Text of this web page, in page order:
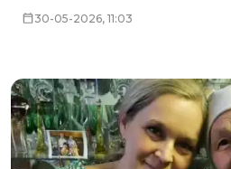
30-05-2026, 11:03